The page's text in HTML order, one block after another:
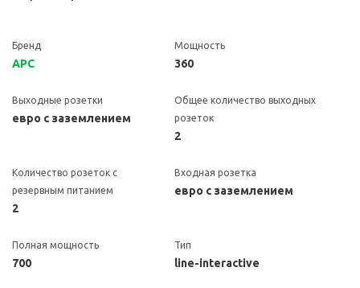
Бренд
APC
Мощность
360
Выходные розетки
евро с заземлением
Общее количество выходных
розеток
2
Количество розеток с
резервным питанием
2
Входная розетка
евро с заземлением
Полная мощность
700
Тип
line-interactive